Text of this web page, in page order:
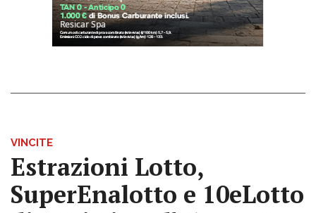
VINCITE
Estrazioni Lotto,
SuperEnalotto e 10eLotto